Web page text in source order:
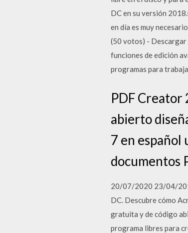
DC en su versión
en día es muy
(50 votos) - Descargar
funciones de edición
programas para
PDF Creator
abierto
7 en español
documentos
20/07/2020 23/04/
DC. Descubre cómo
gratuita y de código
programa libres para